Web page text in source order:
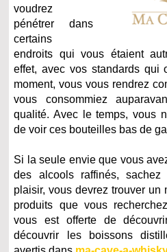
voudrez
pénétrer dans
certains
endroits qui vous étaient
effet, avec vos standards qui
moment, vous vous rendrez
vous consommiez
qualité. Avec le temps, vous
de voir ces bouteilles bas de
Si la seule envie que vous
des alcools raffinés, sachez
plaisir, vous devrez trouver
produits que vous
vous est offerte de
découvrir les boissons